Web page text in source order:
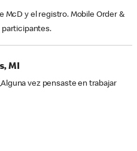
McD y el registro. Mobile Order &
participantes.
MI
vez pensaste en trabajar